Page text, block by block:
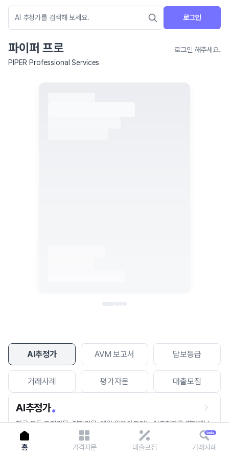
로그인
파이퍼 프로
로그인 해주세요.
PIPER Professional Services
AI추정가 AVM 보고서 담보등급
거래사례 평가자문 대출모집
AI추정가
전국 모든 토지건물, 집합건물, 매월 업데이트되는 AI추정가를 경험해보
세요.
홈 가격자문 대출모집 거래사례